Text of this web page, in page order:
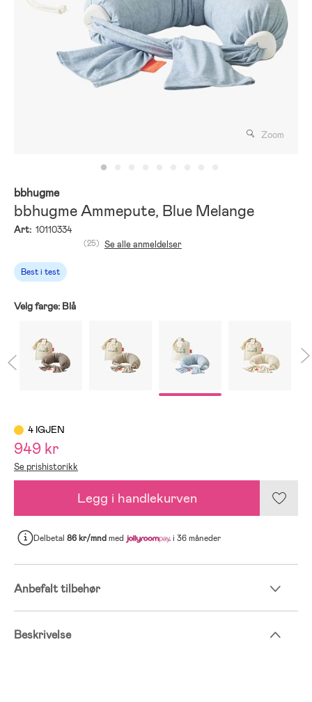
Zoom
bbhugme
bbhugme Ammepute, Blue Melange
Art: 10110334
Best i test
(25) Se alle anmeldelser
Velg farge: Blå
4 IGJEN
949 kr
Se prishistorikk
Legg i handlekurven
Delbetal 86 kr/mndmed i 36 måneder
Anbefalt tilbehør
Beskrivelse